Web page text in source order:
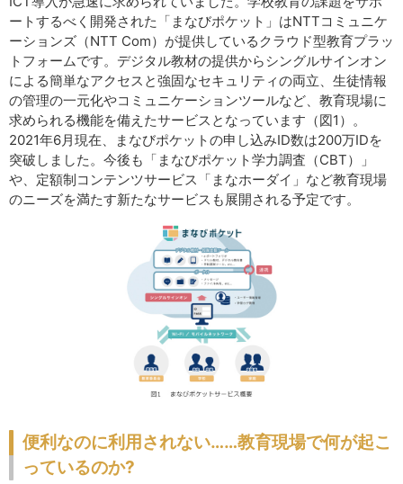
ートするべく開発された「まなびポケット」はNTTコミュニケ
ーションズ（NTT Com）が提供しているクラウド型教育プラッ
トフォームです。デジタル教材の提供からシングルサインオン
による簡単なアクセスと強固なセキュリティの両立、生徒情報
の管理の一元化やコミュニケーションツールなど、教育現場に
求められる機能を備えたサービスとなっています（図1）。
2021年6月現在、まなびポケットの申し込みID数は200万IDを
突破しました。今後も「まなびポケット学力調査（CBT）」
や、定額制コンテンツサービス「まなホーダイ」など教育現場
のニーズを満たす新たなサービスも展開される予定です。
便利なのに利用されない……教育現場で何が起こ
っているのか?